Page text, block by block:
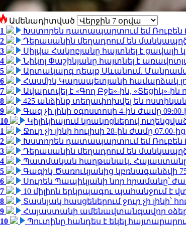
Ամենադիտված
1
Խստորեն դատապարտում եմ Ռուբեն
2
Դերասանին մեղադրում են
3
Սիլվա Հակոբյանը հայտնել է ցավալի
4
Նիկոլ Փաշինյանը հայտնել է
5
Արտակարգ դեպք Սևանում.
6
Հասմիկ Կարապետյանի համարձակ
7
Ավարտվել է «Գող Բջե»-ին, «Տեցիկ»-
8
425 անձինք տեղափոխվել են
9
Գազ չի լինի օգոստոսի 4-ին ժամը
10
Կիլիկիայում կրակոցներով
1
Ջուր չի լինի հուլիսի 28-ին ժամը 07.00-
2
Խստորեն դատապարտում եմ Ռուբեն
3
Դերասանին մեղադրում են
4
Պատմական հաղթանակ․ Հայաստանը
5
Գագիկ Ծառուկյանից կբռնագանձվի 75
6
Սուրեն Պապիկյանի նոր հրամանը՝
7
10 միլիոն երկրպագու պահանջում է
8
Տասնյակ հասցեներում ջուր չի լինի՝
9
Հայաստանի ամենավտանգավոր
10
Պուտինը հանդես է եկել